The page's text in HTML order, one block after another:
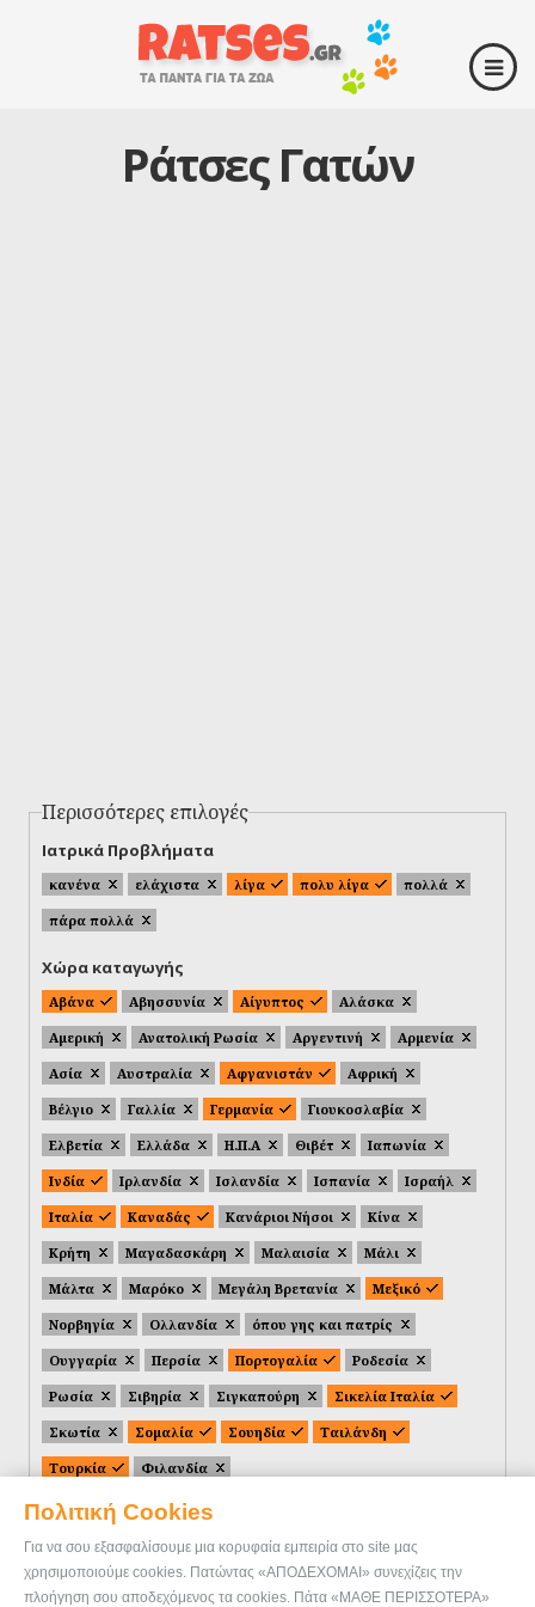
Πολιτική Cookies
Για να σου εξασφαλίσουμε μια κορυφαία εμπειρία στο site μας
χρησιμοποιούμε cookies. Πατώντας «ΑΠΟΔΕΧΟΜΑΙ» συνεχίζεις την
πλοήγηση σου αποδεχόμενος τα cookies. Πάτα «ΜΑΘΕ ΠΕΡΙΣΣΟΤΕΡΑ»
Ράτσες Γατών
Περισσότερες επιλογές
Ιατρικά Προβλήματα
κανένα ελάχιστα λίγα πολυ λίγα
πολλά
πάρα πολλά
Χώρα καταγωγής
Αβάνα Αβησσυνία Αίγυπτος
Αλάσκα
Αμερική
Ανατολική Ρωσία Αργεντινή
Αρμενία
Ασία
Αυστραλία Αφγανιστάν
Αφρική
Βέλγιο
Γαλλία Γερμανία
Γιουκοσλαβία
Ελβετία
Ελλάδα Η.Π.Α Θιβέτ
Ιαπωνία
Ινδία
Ιρλανδία Ισλανδία Ισπανία
Ισραήλ
Ιταλία
Καναδάς Κανάριοι Νήσοι
Κίνα
Κρήτη
Μαγαδασκάρη Μαλαισία
Μάλι
Μάλτα
Μαρόκο Μεγάλη Βρετανία
Μεξικό
Νορβηγία
Ολλανδία
όπου γης και πατρίς
Ουγγαρία
Περσία Πορτογαλία
Ροδεσία
Ρωσία
Σιβηρία Σιγκαπούρη
Σικελία Ιταλία
Σκωτία
Σομαλία Σουηδία
Ταιλάνδη
Τουρκία
Φιλανδία